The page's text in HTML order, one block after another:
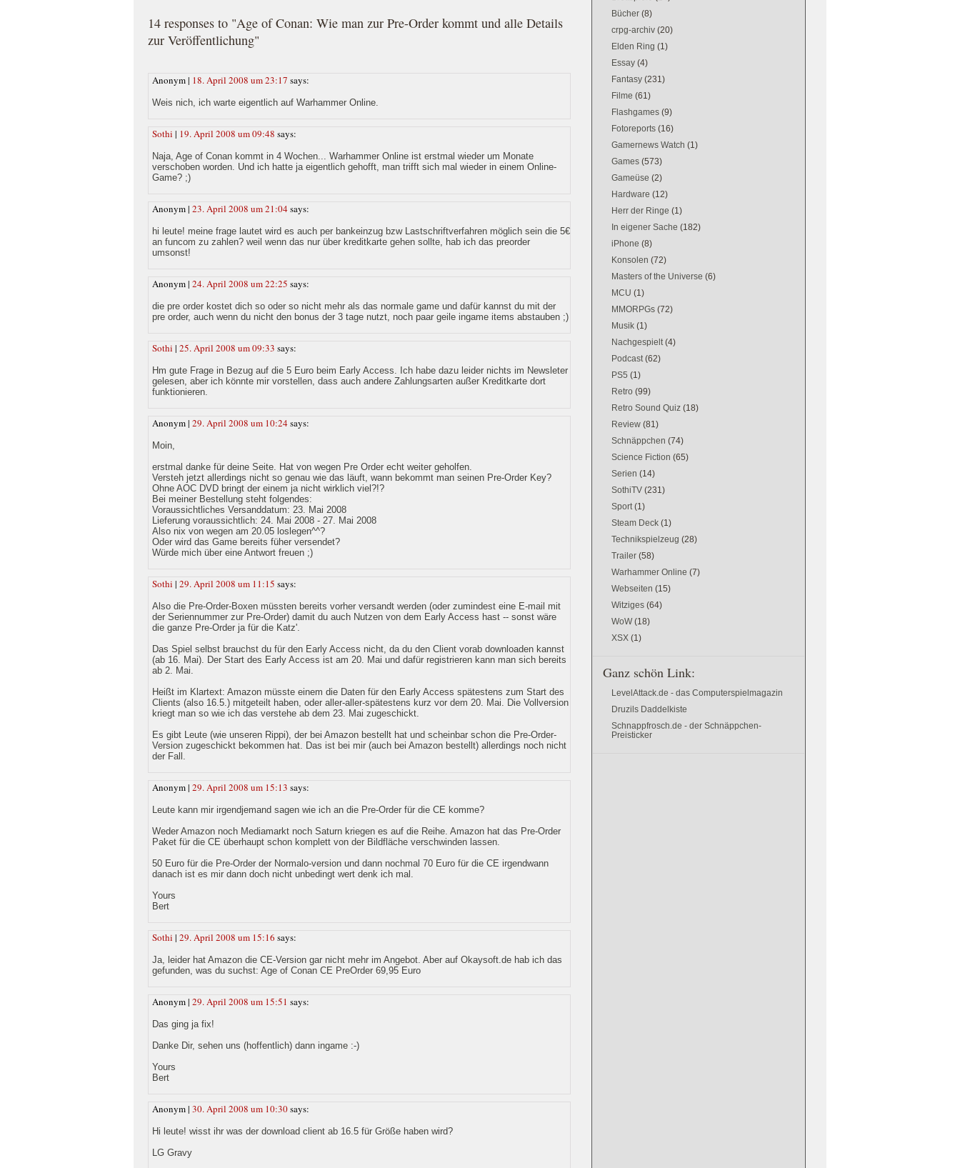
14 responses to "Age of Conan: Wie man zur Pre-Order kommt und alle Details
zur Veröffentlichung"
Anonym | 18. April 2008 um 23:17 says:
Weis nich, ich warte eigentlich auf Warhammer Online.
Sothi | 19. April 2008 um 09:48 says:
Naja, Age of Conan kommt in 4 Wochen... Warhammer Online ist erstmal wieder um Monate
verschoben worden. Und ich hatte ja eigentlich gehofft, man trifft sich mal wieder in einem Online-
Game? ;)
Anonym | 23. April 2008 um 21:04says:
hi leute! meine frage lautet wird es auch per bankeinzug bzw Lastschriftverfahren möglich sein die 5€
an funcom zu zahlen? weil wenn das nur über kreditkarte gehen sollte, hab ich das preorder
umsonst!
Anonym | 24. April 2008 um 22:25 says:
die pre order kostet dich so oder so nicht mehr als das normale game und dafür kannst du mit der
pre order, auch wenn du nicht den bonus der 3 tage nutzt, noch paar geile ingame items abstauben ;)
Sothi | 25. April 2008 um 09:33 says:
Hm gute Frage in Bezug auf die 5 Euro beim Early Access. Ich habe dazu leider nichts im Newsleter
gelesen, aber ich könnte mir vorstellen, dass auch andere Zahlungsarten außer Kreditkarte dort
funktionieren.
Anonym | 29. April 2008 um 10:24says:
Moin,
erstmal danke für deine Seite. Hat von wegen Pre Order echt weiter geholfen.
Versteh jetzt allerdings nicht so genau wie das läuft, wann bekommt man seinen Pre-Order Key?
Ohne AOC DVD bringt der einem ja nicht wirklich viel?!?
Bei meiner Bestellung steht folgendes:
Voraussichtliches Versanddatum: 23. Mai 2008
Lieferung voraussichtlich: 24. Mai 2008 - 27. Mai 2008
Also nix von wegen am 20.05 loslegen^^?
Oder wird das Game bereits füher versendet?
Würde mich über eine Antwort freuen ;)
Sothi | 29. April 2008 um 11:15 says:
Also die Pre-Order-Boxen müssten bereits vorher versandt werden (oder zumindest eine E-mail mit
der Seriennummer zur Pre-Order) damit du auch Nutzen von dem Early Access hast -- sonst wäre
die ganze Pre-Order ja für die Katz'.
Das Spiel selbst brauchst du für den Early Access nicht, da du den Client vorab downloaden kannst
(ab 16. Mai). Der Start des Early Access ist am 20. Mai und dafür registrieren kann man sich bereits
ab 2. Mai.
Heißt im Klartext: Amazon müsste einem die Daten für den Early Access spätestens zum Start des
Clients (also 16.5.) mitgeteilt haben, oder aller-aller-spätestens kurz vor dem 20. Mai. Die Vollversion
kriegt man so wie ich das verstehe ab dem 23. Mai zugeschickt.
Es gibt Leute (wie unseren Rippi), der bei Amazon bestellt hat und scheinbar schon die Pre-Order-
Version zugeschickt bekommen hat. Das ist bei mir (auch bei Amazon bestellt) allerdings noch nicht
der Fall.
Anonym | 29. April 2008 um 15:13 says:
Leute kann mir irgendjemand sagen wie ich an die Pre-Order für die CE komme?
Weder Amazon noch Mediamarkt noch Saturn kriegen es auf die Reihe. Amazon hat das Pre-Order
Paket für die CE überhaupt schon komplett von der Bildfläche verschwinden lassen.
50 Euro für die Pre-Order der Normalo-version und dann nochmal 70 Euro für die CE irgendwann
danach ist es mir dann doch nicht unbedingt wert denk ich mal.
Yours
Bert
Sothi | 29. April 2008 um 15:16 says:
Ja, leider hat Amazon die CE-Version gar nicht mehr im Angebot. Aber auf Okaysoft.de hab ich das
gefunden, was du suchst: Age of Conan CE PreOrder 69,95 Euro
Anonym | 29. April 2008 um 15:51 says:
Das ging ja fix!
Danke Dir, sehen uns (hoffentlich) dann ingame :-)
Yours
Bert
Anonym | 30. April 2008 um 10:30says:
Hi leute! wisst ihr was der download client ab 16.5 für Größe haben wird?
LG Gravy
Bücher (8)
crpg-archiv (20)
Elden Ring (1)
Essay (4)
Fantasy (231)
Filme (61)
Flashgames (9)
Fotoreports (16)
Gamernews Watch (1)
Games (573)
Gameüse (2)
Hardware (12)
Herr der Ringe (1)
In eigener Sache (182)
iPhone (8)
Konsolen (72)
Masters of the Universe (6)
MCU (1)
MMORPGs (72)
Musik (1)
Nachgespielt (4)
Podcast (62)
PS5 (1)
Retro (99)
Retro Sound Quiz (18)
Review (81)
Schnäppchen (74)
Science Fiction (65)
Serien (14)
SothiTV (231)
Sport (1)
Steam Deck (1)
Technikspielzeug (28)
Trailer (58)
Warhammer Online (7)
Webseiten (15)
Witziges (64)
WoW (18)
XSX (1)
Ganz schön Link:
LevelAttack.de - das Computerspielmagazin
Druzils Daddelkiste
Schnappfrosch.de - der Schnäppchen-
Preisticker